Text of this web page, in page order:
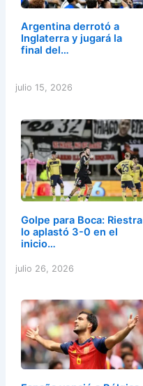
Argentina derrotó a
Inglaterra y jugará la
final del…
julio 15, 2026
Golpe para Boca: Riestra
lo aplastó 3-0 en el
inicio…
julio 26, 2026